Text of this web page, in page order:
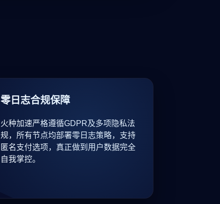
零日志合规保障
火种加速严格遵循GDPR及多项隐私法
规，所有节点均部署零日志策略，支持
匿名支付选项，真正做到用户数据完全
自我掌控。